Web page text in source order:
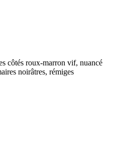
côtés roux-marron vif, nuancé
noirâtres, rémiges